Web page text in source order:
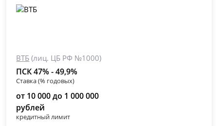
ВТБ (лиц. ЦБ РФ №1000)
ПСК 47% - 49,9%
Ставка (% годовых)
от 10 000 до 1 000 000
рублей
кредитный лимит